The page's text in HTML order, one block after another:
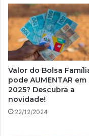
Valor do Bolsa
pode AUMENTAR em
2025? Descubra a
novidade!
22/12/2024